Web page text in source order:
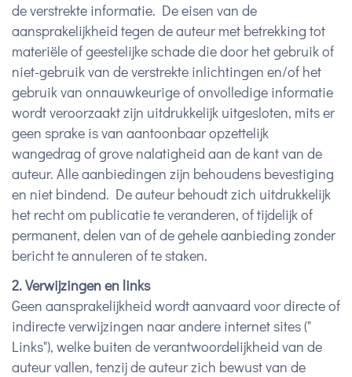
de verstrekte informatie. De eisen van de
aansprakelijkheid tegen de auteur met betrekking tot
materiële of geestelijke schade die door het gebruik of
niet-gebruik van de verstrekte inlichtingen en/of het
gebruik van onnauwkeurige of onvolledige informatie
wordt veroorzaakt zijn uitdrukkelijk uitgesloten, mits er
geen sprake is van aantoonbaar opzettelijk
wangedrag of grove nalatigheid aan de kant van de
auteur. Alle aanbiedingen zijn behoudens bevestiging
en niet bindend. De auteur behoudt zich uitdrukkelijk
het recht om publicatie te veranderen, of tijdelijk of
permanent, delen van of de gehele aanbieding zonder
bericht te annuleren of te staken.
2. Verwijzingen en links
Geen aansprakelijkheid wordt aanvaard voor directe of
indirecte verwijzingen naar andere internet sites ("
Links"), welke buiten de verantwoordelijkheid van de
auteur vallen, tenzij de auteur zich bewust van de